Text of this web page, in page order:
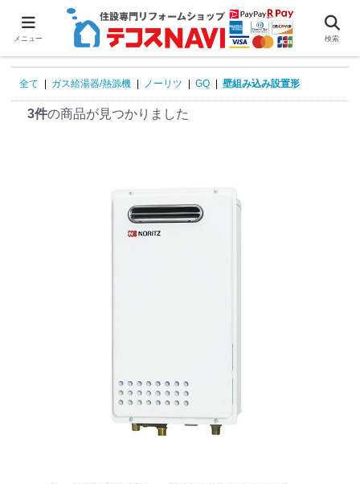
全て ガス給湯器/熱源機 ノーリツ GQ 壁組み込み設置形
3件の商品が見つかりました
メニュー 検索